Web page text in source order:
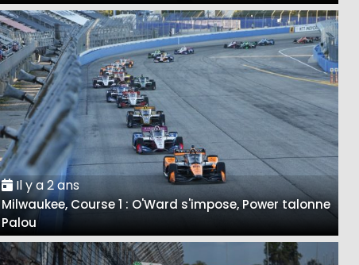
Il y a 2 ans
Milwaukee, Course 1 : O'Ward s'impose, Power talonne
Palou